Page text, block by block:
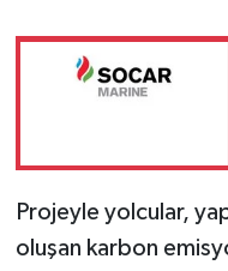
Projeyle yolcular,
oluşan karbon